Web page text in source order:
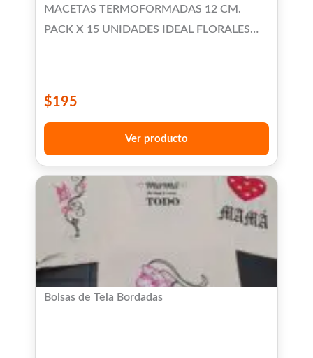
MACETAS TERMOFORMADAS 12 CM.
PACK X 15 UNIDADES IDEAL FLORALES
$195
Ver producto
Bolsas de Tela Bordadas